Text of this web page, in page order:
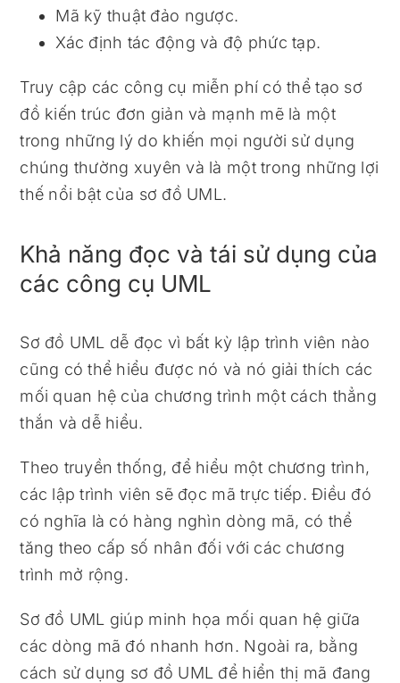
Mã kỹ thuật đảo ngược.
Xác định tác động và độ phức tạp.
Truy cập các công cụ miễn phí có thể tạo sơ
đồ kiến ​​trúc đơn giản và mạnh mẽ là một
trong những lý do khiến mọi người sử dụng
chúng thường xuyên và là một trong những lợi
thế nổi bật của sơ đồ UML.
Khả năng đọc và tái sử dụng của
các công cụ UML
Sơ đồ UML dễ đọc vì bất kỳ lập trình viên nào
cũng có thể hiểu được nó và nó giải thích các
mối quan hệ của chương trình một cách thẳng
thắn và dễ hiểu.
Theo truyền thống, để hiểu một chương trình,
các lập trình viên sẽ đọc mã trực tiếp. Điều đó
có nghĩa là có hàng nghìn dòng mã, có thể
tăng theo cấp số nhân đối với các chương
trình mở rộng.
Sơ đồ UML giúp minh họa mối quan hệ giữa
các dòng mã đó nhanh hơn. Ngoài ra, bằng
cách sử dụng sơ đồ UML để hiển thị mã đang